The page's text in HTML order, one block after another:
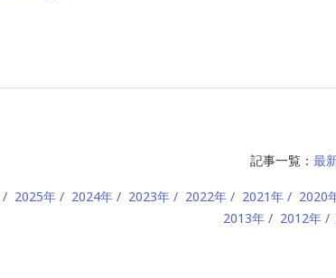
記事一覧： 最
2025年 2024年 2023年 2022年 2021年 2020
2013年
2012年